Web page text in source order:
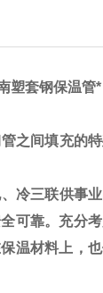
塑套钢保温管*
之间填充的
冷三联供事
可靠。充分
温材料上，